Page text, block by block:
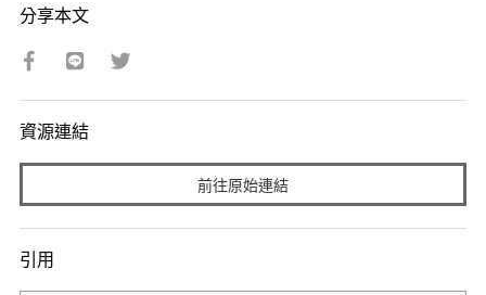
分享本文
資源連結
前往原始連結
引用